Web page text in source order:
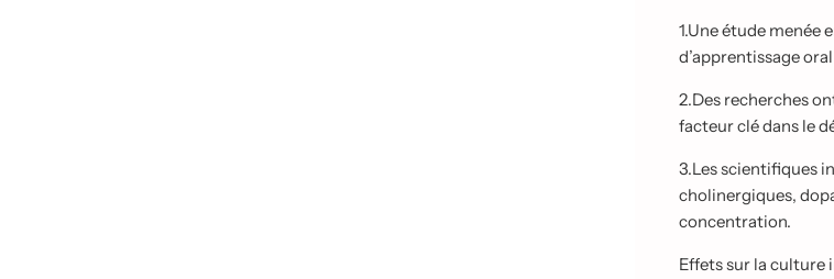
1.Une étude menée
d’apprentissage
2.Des recherches
facteur clé dans le
3.Les scientifiques
cholinergiques,
concentration.
Effets sur la culture